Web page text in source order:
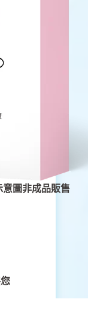
意圖非成品販售